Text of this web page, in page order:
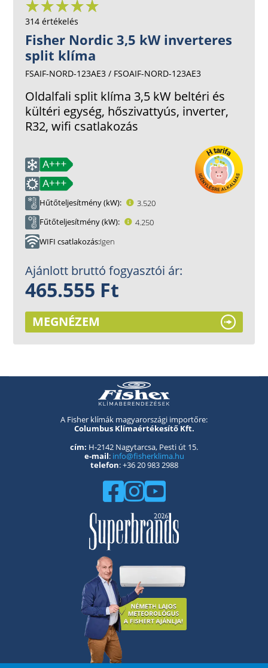
314 értékelés
Fisher Nordic 3,5 kW inverteres
split klíma
FSAIF-NORD-123AE3 / FSOAIF-NORD-123AE3
Oldalfali split klíma 3,5 kW beltéri és
kültéri egység, hőszivattyús, inverter,
R32, wifi csatlakozás
Hűtőteljesítmény (kW)
3.520
Fűtőteljesítmény (kW)
4.250
WIFI csatlakozás Igen
Ajánlott bruttó fogyasztói ár:
465.555 Ft
MEGNÉZEM
A Fisher klímák magyarországi importőre:
Columbus Klímaértékesítő Kft.
cím: H-2142 Nagytarcsa, Pesti út 15.
e-mail: info@fisherklima.hu
telefon: +36 20 983 2988